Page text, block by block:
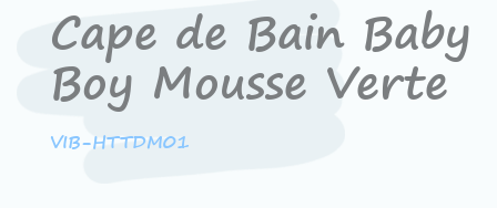
Cape de Bain Baby
Boy Mousse Verte
VIB-HTTDM01